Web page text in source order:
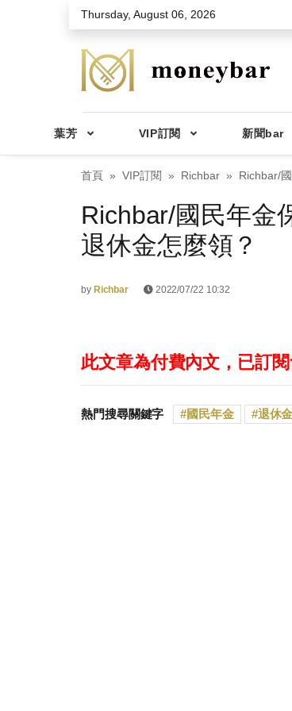
Skip to main contentThursday, August 06, 2026
葉芳 VIP訂閱 新聞bar
首頁 VIP訂閱 Richbar Richbar/
Richbar/國民年金
退休金怎麼領？
by Richbar 2022/07/22 10:32
此文章為付費內文，已訂
熱門搜尋關鍵字 國民年金 退休金